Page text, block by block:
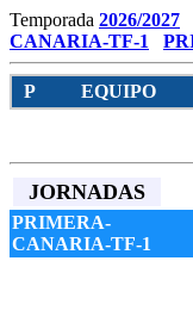
Temporada 2026/2027
CANARIA-TF-1
P EQUIPO
JORNADAS
PRIMERA-
CANARIA-TF-1